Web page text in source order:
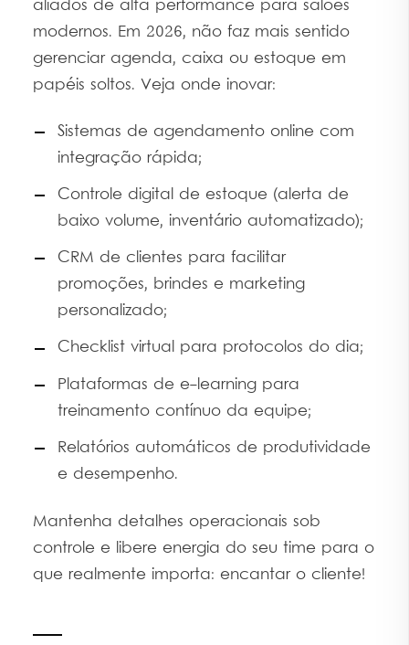
aliados de alta performance para salões
modernos. Em 2026, não faz mais sentido
gerenciar agenda, caixa ou estoque em
papéis soltos. Veja onde inovar:
Sistemas de agendamento online com
integração rápida;
Controle digital de estoque (alerta de
baixo volume, inventário automatizado);
CRM de clientes para facilitar
promoções, brindes e marketing
personalizado;
Checklist virtual para protocolos do dia;
Plataformas de e-learning para
treinamento contínuo da equipe;
Relatórios automáticos de produtividade
e desempenho.
Mantenha detalhes operacionais sob
controle e libere energia do seu time para o
que realmente importa: encantar o cliente!